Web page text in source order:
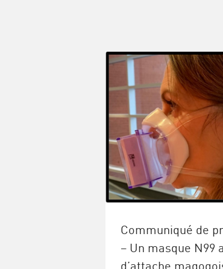
Communiqué de
– Un masque N99
d’attache